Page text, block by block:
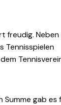
freudig. Neben
Tennisspielen
gab es